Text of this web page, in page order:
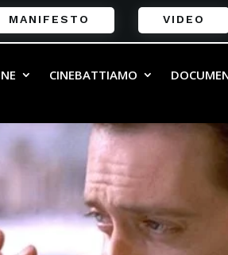
MANIFESTO VIDEO
CINEBATTIAMO